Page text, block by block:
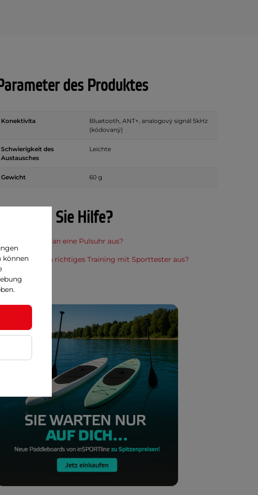
des Produktes
Konektivita
Bluetooth, ANT+, analogový signál 5kHz
(kódovaný)
Schwierigkeit des
Austausches
Leichte
Gewicht 60 g
Brauchen Sie Hilfe?
Wie wählt man eine Pulsuhr aus?
Wie sieht ein richtiges Training mit Sporttester aus?
können